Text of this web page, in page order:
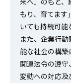
もり、育てま
いても持続可能
また、企業行
能な社会の構
関連法令の遵
変動への対応及